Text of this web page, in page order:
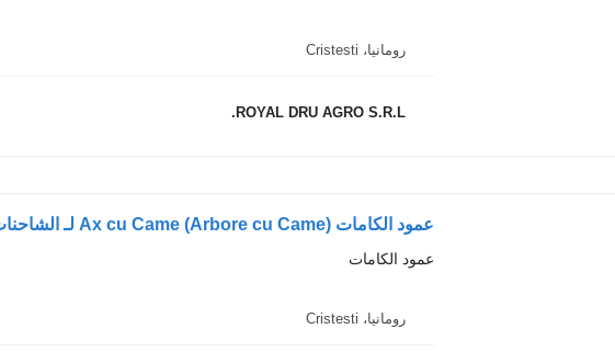
رومانيا، Cristesti
ROYAL DRU AGRO S.R.L.
عمود الكامات
رومانيا، Cristesti